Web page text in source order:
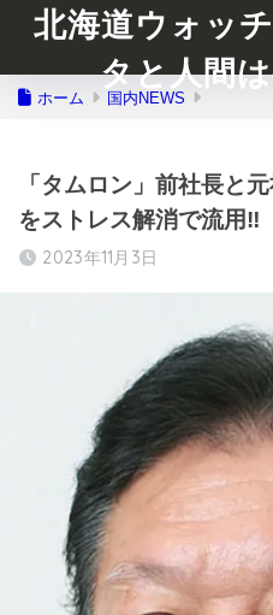
北海道ウォッ
タと人間
ホーム 国内NEWS
「タムロン」前社長と
をストレス解消で流用‼️
2023年11月3日